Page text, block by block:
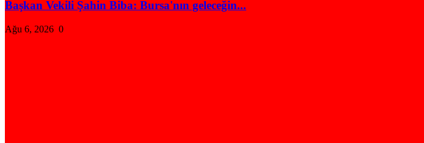
Başkan Vekili Şahin Biba: Bursa'nın geleceğin...
Ağu 6, 2026 0